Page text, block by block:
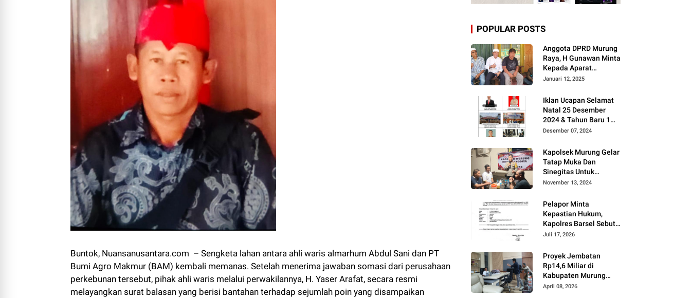
Buntok, Nuansanusantara.com – Sengketa lahan antara ahli waris almarhum Abdul Sani dan PT
Bumi Agro Makmur (BAM) kembali memanas. Setelah menerima jawaban somasi dari perusahaan
perkebunan tersebut, pihak ahli waris melalui perwakilannya, H. Yaser Arafat, secara resmi
melayangkan surat balasan yang berisi bantahan terhadap sejumlah poin yang disampaikan
POPULAR POSTS
Anggota DPRD Murung
Raya, H Gunawan Minta
Kepada Aparat
Berantas judi dan
Instruksi Presiden RI
Januari 12, 2025
Iklan Ucapan Selamat
Natal 25 Desember
2024 & Tahun Baru 1
Januari 2025
Desember 07, 2024
Kapolsek Murung Gelar
Tatap Muka Dan
Sinegitas Untuk
Menjaga Situasi
Kondusif Dengan Insan
Pers
November 13, 2024
Pelapor Minta
Kepastian Hukum,
Kapolres Barsel Sebut
Dugaan Penyerobotan
Juli 17, 2026
Proyek Jembatan
Rp14,6 Miliar di
Kabupaten Murung
Raya Mangkrak,
April 08, 2026